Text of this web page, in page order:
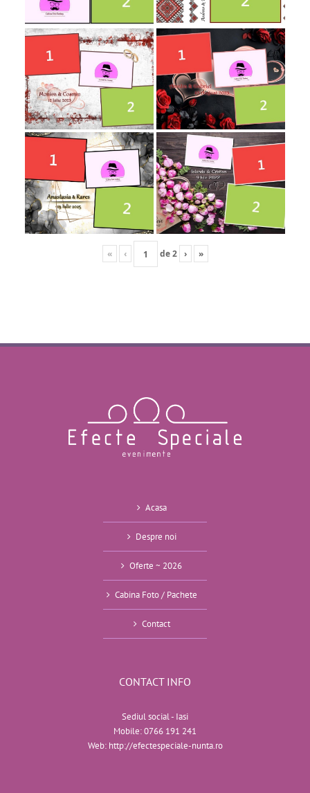
« ‹ de2 › »
Acasa
Despre noi
Oferte ~ 2026
Cabina Foto / Pachete
Contact
CONTACT INFO
Sediul social - Iasi
Mobile:0766 191 241
Web: http://efectespeciale-nunta.ro